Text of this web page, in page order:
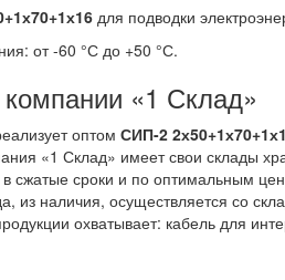
для подводки
от -60 °С до +50 °С.
«1 Склад»
оптом СИП-2
«1 Склад» имеет свои склады
в сжатые сроки и по оптимальным
из наличия, осуществляется со
охватывает: кабель для